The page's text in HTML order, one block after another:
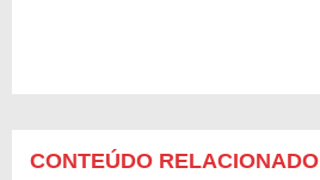
CONTEÚDO RELACIONADO